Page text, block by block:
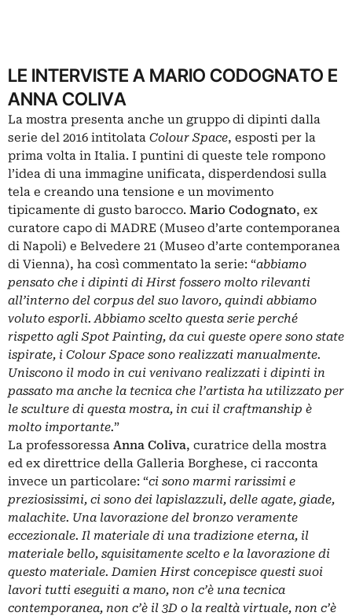
LE INTERVISTE A MARIO CODOGNATO E
ANNA COLIVA
La mostra presenta anche un gruppo di dipinti dalla
serie del 2016 intitolata Colour Space, esposti per la
prima volta in Italia. I puntini di queste tele rompono
l’idea di una immagine unificata, disperdendosi sulla
tela e creando una tensione e un movimento
tipicamente di gusto barocco. Mario Codognato, ex
curatore capo di MADRE (Museo d’arte contemporanea
di Napoli) e Belvedere 21 (Museo d’arte contemporanea
di Vienna), ha così commentato la serie: “abbiamo
pensato che i dipinti di Hirst fossero molto rilevanti
all’interno del corpus del suo lavoro, quindi abbiamo
voluto esporli. Abbiamo scelto questa serie perché
rispetto agli Spot Painting, da cui queste opere sono state
ispirate, i Colour Space sono realizzati manualmente.
Uniscono il modo in cui venivano realizzati i dipinti in
passato ma anche la tecnica che l’artista ha utilizzato per
le sculture di questa mostra, in cui il craftmanship è
molto importante.”
La professoressa Anna Coliva, curatrice della mostra
ed ex direttrice della Galleria Borghese, ci racconta
invece un particolare: “ci sono marmi rarissimi e
preziosissimi, ci sono dei lapislazzuli, delle agate, giade,
malachite. Una lavorazione del bronzo veramente
eccezionale. Il materiale di una tradizione eterna, il
materiale bello, squisitamente scelto e la lavorazione di
questo materiale. Damien Hirst concepisce questi suoi
lavori tutti eseguiti a mano, non c’è una tecnica
contemporanea, non c’è il 3D o la realtà virtuale, non c’è